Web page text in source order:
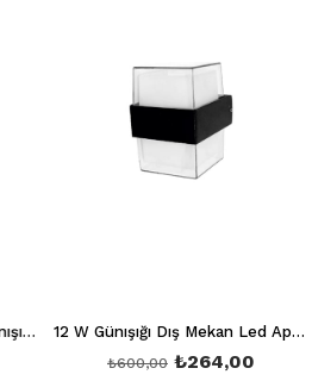
12 W Sıva Üstü Led Aplik Günışığı 3200K Ct 7074 12 W Günışığı Dış Mekan Led Aplik Ct 7047
₺264,00
₺600,00